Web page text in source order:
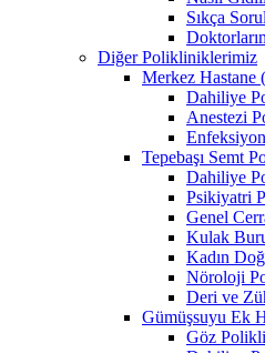
Sıkça
Diğer Polikliniklerimiz
Merkez Hastane
Dahiliye
Anestezi
Tepebaşı Semt
Dahiliye
Psikiyatri
Genel
Kulak
Kadın
Nöroloji
Deri ve
Gümüşsuyu Ek
Göz